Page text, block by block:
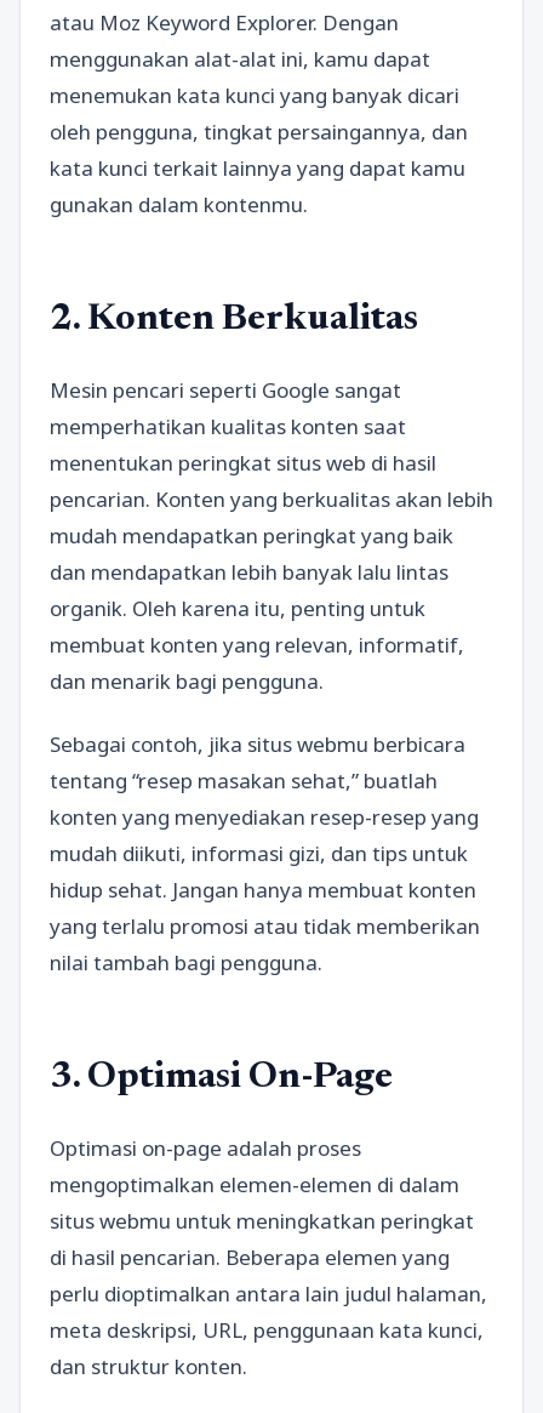
atau Moz Keyword Explorer. Dengan
menggunakan alat-alat ini, kamu dapat
menemukan kata kunci yang banyak dicari
oleh pengguna, tingkat persaingannya, dan
kata kunci terkait lainnya yang dapat kamu
gunakan dalam kontenmu.
2. Konten Berkualitas
Mesin pencari seperti Google sangat
memperhatikan kualitas konten saat
menentukan peringkat situs web di hasil
pencarian. Konten yang berkualitas akan lebih
mudah mendapatkan peringkat yang baik
dan mendapatkan lebih banyak lalu lintas
organik. Oleh karena itu, penting untuk
membuat konten yang relevan, informatif,
dan menarik bagi pengguna.
Sebagai contoh, jika situs webmu berbicara
tentang “resep masakan sehat,” buatlah
konten yang menyediakan resep-resep yang
mudah diikuti, informasi gizi, dan tips untuk
hidup sehat. Jangan hanya membuat konten
yang terlalu promosi atau tidak memberikan
nilai tambah bagi pengguna.
3. Optimasi On-Page
Optimasi on-page adalah proses
mengoptimalkan elemen-elemen di dalam
situs webmu untuk meningkatkan peringkat
di hasil pencarian. Beberapa elemen yang
perlu dioptimalkan antara lain judul halaman,
meta deskripsi, URL, penggunaan kata kunci,
dan struktur konten.